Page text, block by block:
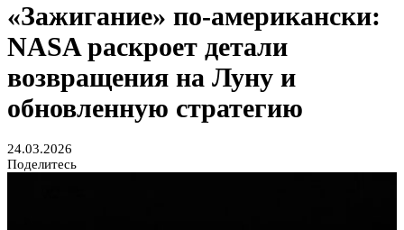
«Зажигание» по-американски:
NASA раскроет детали
возвращения на Луну и
обновленную стратегию
24.03.2026
Поделитесь